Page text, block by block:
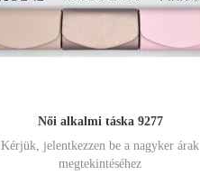
Női alkalmi táska 9277
Kérjük, jelentkezzen be a nagyker árak
megtekintéséhez